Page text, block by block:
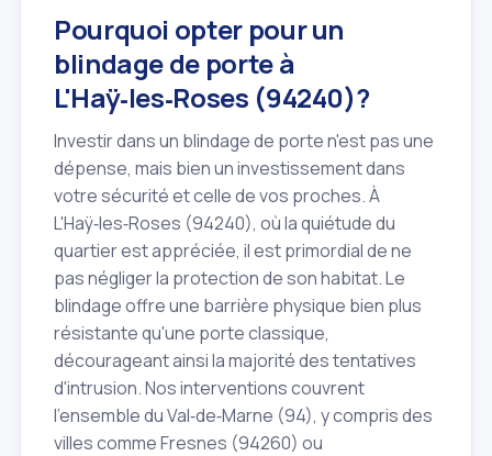
Pourquoi opter pour un
blindage de porte à
L'Haÿ‑les‑Roses (94240)?
Investir dans un blindage de porte n'est pas une
dépense, mais bien un investissement dans
votre sécurité et celle de vos proches. À
L'Haÿ‑les‑Roses (94240), où la quiétude du
quartier est appréciée, il est primordial de ne
pas négliger la protection de son habitat. Le
blindage offre une barrière physique bien plus
résistante qu'une porte classique,
décourageant ainsi la majorité des tentatives
d'intrusion. Nos interventions couvrent
l'ensemble du Val‑de‑Marne (94), y compris des
villes comme Fresnes (94260) ou